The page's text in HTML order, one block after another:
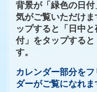
背景が「緑色の日
気がご覧いただけ
ップすると「日中
付」をタップする
す。
カレンダー部分を
ダーがご覧になれま